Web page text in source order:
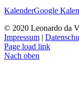
KalenderGoogle
© 2020 Leonardo da
Impressum |
Page load link
Nach oben